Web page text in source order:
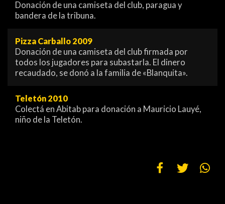
Donación de una camiseta del club, paragua y
bandera de la tribuna.
Pizza Carballo 2009
Donación de una camiseta del club firmada por
todos los jugadores para subastarla. El dinero
recaudado, se donó a la familia de «Blanquita».
Teletón 2010
Colectá en Abitab para donación a Mauricio Lauyé,
niño de la Teletón.